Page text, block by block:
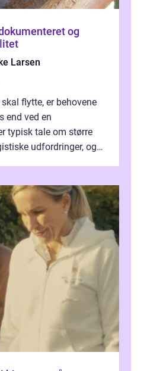
og
Larsen
flytte, er behovene
end ved en
typisk tale om større
udfordringer, og